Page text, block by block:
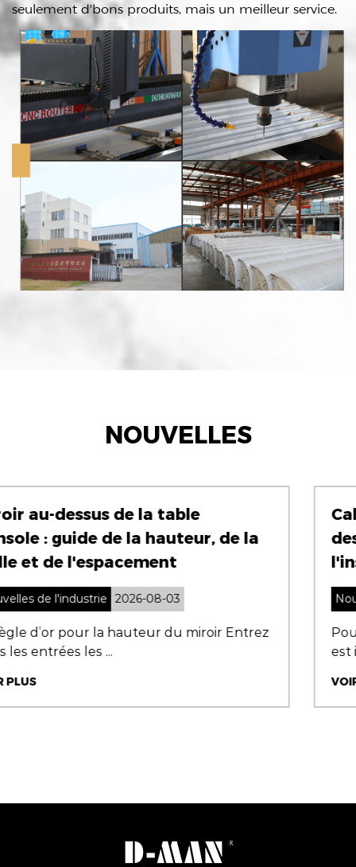
seulement d'bons produits, mais un meilleur service.
NOUVELLES
Cabines de douche : guide ultime
des styles, des matériaux et de
l'installation
Nouvelles de l'industrie
Pourquoi choisir la bonne cabine de douche
est important Cabines...